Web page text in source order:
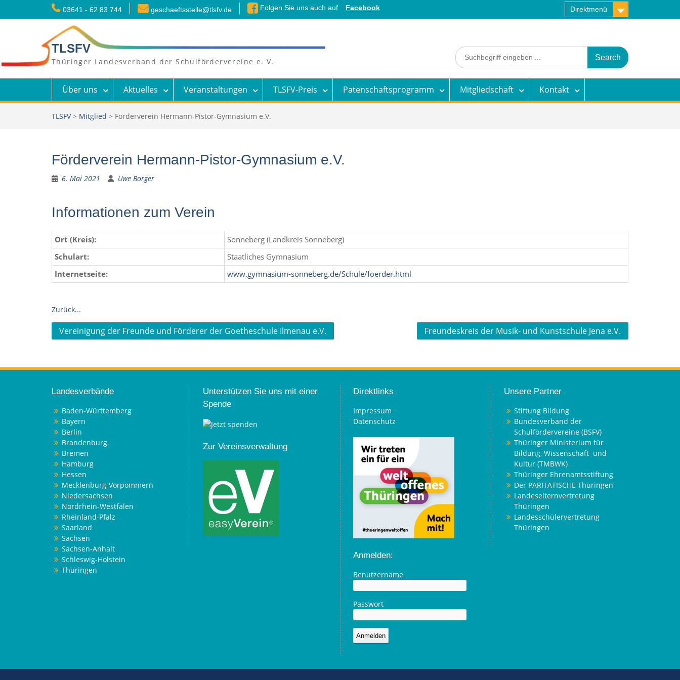
03641 - 62 83 744 geschaeftsstelle@tlsfv.de Folgen Sie uns auch auf Facebook Direktmenü
TLSFV
Thüringer Landesverband der Schulfördervereine e. V.
Search
for:
Über uns Aktuelles Veranstaltungen TLSFV-Preis Patenschaftsprogramm Mitgliedschaft Kontakt
TLSFV> Mitglied > Förderverein Hermann-Pistor-Gymnasium e.V.
Förderverein Hermann-Pistor-Gymnasium e.V.
6. Mai 2021 Uwe Borger
Informationen zum Verein
Ort (Kreis):
Sonneberg (Landkreis Sonneberg)
Schulart:
Staatliches Gymnasium
Internetseite:
www.gymnasium-sonneberg.de/Schule/foerder.html
Zurück...
Beitragsnavigation
Vereinigung der Freunde und Förderer der Goetheschule Ilmenau e.V. Freundeskreis der Musik- und Kunstschule Jena e.V.
Landesverbände
Baden-Württemberg
Bayern
Berlin
Brandenburg
Bremen
Hamburg
Hessen
Mecklenburg-Vorpommern
Niedersachsen
Nordrhein-Westfalen
Rheinland-Pfalz
Saarland
Sachsen
Sachsen-Anhalt
Schleswig-Holstein
Thüringen
Unterstützen Sie uns mit einer
Spende
Zur Vereinsverwaltung
Direktlinks
Impressum
Datenschutz
Anmelden:
Benutzername
Passwort
Unsere Partner
Stiftung Bildung
Bundesverband der
Schulfördervereine (BSFV)
Thüringer Ministerium für
Bildung, Wissenschaft und
Kultur (TMBWK)
Thüringer Ehrenamtsstiftung
Der PARITÄTISCHE Thüringen
Landeselternvertretung
Thüringen
Landesschülervertretung
Thüringen